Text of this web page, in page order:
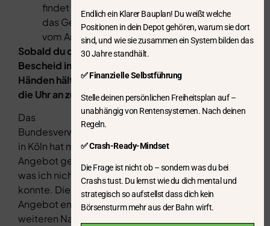
findet sich dann
das Geschenk
vom Amt
Sobald du diesen
Bescheid in deinen
Händen hältst, fängt
die Uhr an zu ticken.
Das
Bundesverwaltungsamt
in Köln hat mir ein
Angebot gemacht,
was ich nicht ablehnen
konnte. Dieses
Angebot enthielt einen
weiteren Nachlass bei
Endlich ein Klarer Bauplan! Du weißt welche
Positionen in dein Depot gehören, warum sie dort
sind, und wie sie zusammen ein System bilden das
30 Jahre standhält.
✅ Finanzielle Selbstführung
Stelle deinen persönlichen Freiheitsplan auf –
unabhängig von Rentensystemen. Nach deinen
Regeln.
✅ Crash-Ready-Mindset
Die Frage ist nicht ob – sondern was du bei
Crashs tust. Du lernst wie du dich mental und
strategisch so aufstellst dass dich kein
Börsensturm mehr aus der Bahn wirft.